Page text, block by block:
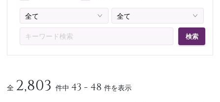
予約確認 お気に入り
検索
全 2,803 件中 43 - 48 件を表示